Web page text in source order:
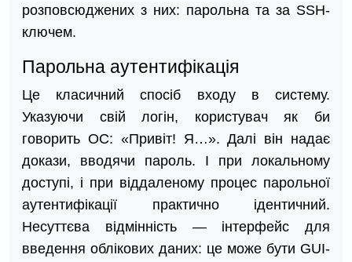
розповсюджених з них: парольна та за SSH-
ключем.
Парольна аутентифікація
Це класичний спосіб входу в систему.
Указуючи свій логін, користувач як би
говорить ОС: «Привіт! Я…». Далі він надає
докази, вводячи пароль. І при локальному
доступі, і при віддаленому процес парольної
аутентифікації практично ідентичний.
Несуттєва відмінність — інтерфейс для
введення облікових даних: це може бути GUI-